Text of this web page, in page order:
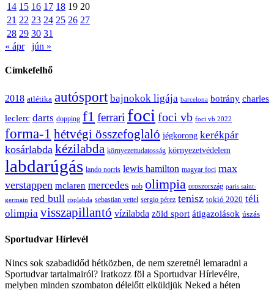
14 15 16 17 18 19 20
21 22 23 24 25 26 27
28 29 30 31
« ápr
jún »
Címkefelhő
2018 atlétika autósport bajnokok ligája barcelona botrány charles
leclerc darts dopping f1 ferrari foci foci vb foci vb 2022
forma-1 hétvégi összefoglaló jégkorong kerékpár
kosárlabda kézilabda környezettudatosság környezetvédelem
labdarúgás lando norris lewis hamilton magyar foci max
verstappen mclaren mercedes nob olimpia oroszország paris saint-
germain red bull röplabda sebastian vettel sergio pérez tenisz tokió 2020 téli
olimpia visszapillantó vízilabda zöld sport átigazolások úszás
Sportudvar Hírlevél
Nincs sok szabadidőd hétközben, de nem szeretnél lemaradni a
Sportudvar tartalmairól? Iratkozz föl a Sportudvar Hírlevélre,
melyben minden szombaton délelőtt elküldjük Neked a héten